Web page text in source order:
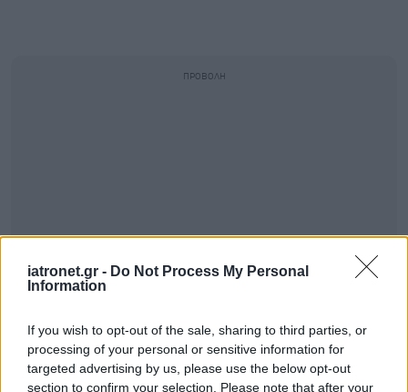
iatronet.gr - Do Not Process My Personal
Information
If you wish to opt-out of the sale, sharing to third parties, or
processing of your personal or sensitive information for
targeted advertising by us, please use the below opt-out
section to confirm your selection. Please note that after your